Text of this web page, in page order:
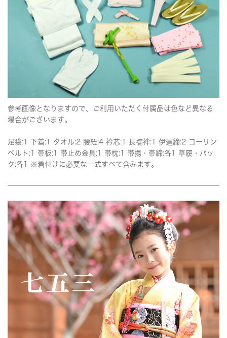
参考画像となりますので、ご利用いただく付属品は色など異なる
場合がございます。
足袋:1 下着:1 タオル:2 腰紐:4 衿芯:1 長襦袢:1 伊達締:2 コーリン
ベルト:1 帯板:1 帯止め金具:1 帯枕:1 帯揚・帯締:各1 草履・バッ
ク:各1 ※着付けに必要な一式すべて含みます。